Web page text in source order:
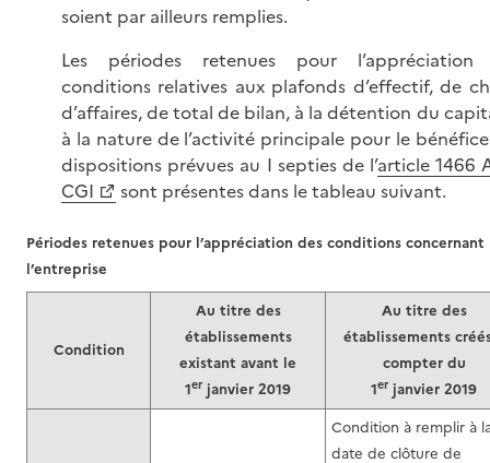
soient par ailleurs remplies.
Les périodes retenues pour l’appréciation
conditions relatives aux plafonds d’effectif, de
d’affaires, de total de bilan, à la détention du
à la nature de l’activité principale pour le
dispositions prévues au I septies de l’article 1466
CGI
sont présentes dans le tableau suivant.
Périodes retenues pour l’appréciation des conditions concernant
l’entreprise
Condition
Au titre des
établissements
existant avant le
1er janvier 2019
Au titre des
établissements
compter du
1er janvier 2019
Condition à remplir à
date de clôture de